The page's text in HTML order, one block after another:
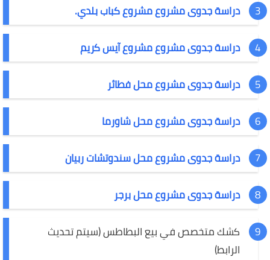
دراسة جدوى مشروع مشروع كباب بلدي.
دراسة جدوى مشروع مشروع آيس كريم
دراسة جدوى مشروع محل فطائر
دراسة جدوى مشروع محل شاورما
دراسة جدوى مشروع محل سندوتشات ربيان
دراسة جدوى مشروع محل برجر
كشك متخصص في بيع البطاطس (سيتم تحديث
الرابط)